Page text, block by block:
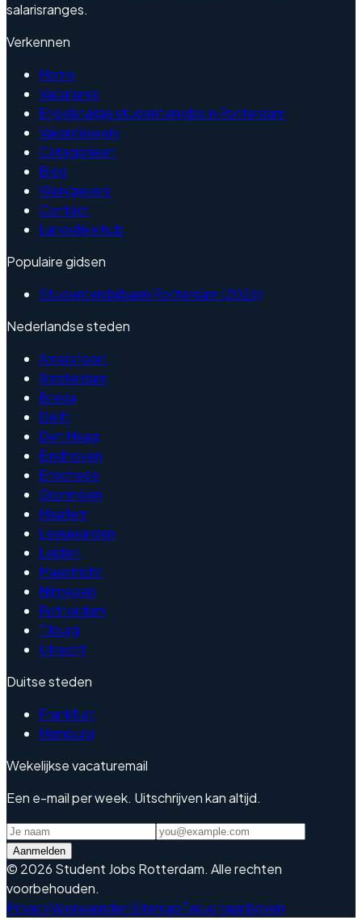
salarisranges.
Verkennen
Home
Vacatures
Engelstalige studentenjobs in Rotterdam
Vakantiewerk
Categorieen
Blog
Werkgevers
Contact
Landelijke hub
Populaire gidsen
Studenten bijbaan Rotterdam (2026)
Nederlandse steden
Amersfoort
Amsterdam
Breda
Delft
Den Haag
Eindhoven
Enschede
Groningen
Haarlem
Leeuwarden
Leiden
Maastricht
Nijmegen
Rotterdam
Tilburg
Utrecht
Duitse steden
Frankfurt
Hamburg
Wekelijkse vacaturemail
Een e-mail per week. Uitschrijven kan altijd.
Aanmelden
© 2026 Student Jobs Rotterdam. Alle rechten
voorbehouden.
PrivacyVoorwaardenSitemapTerug naar boven